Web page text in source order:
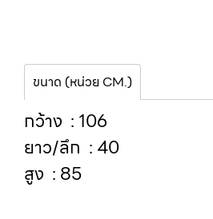
ขนาด (หน่วย CM.)
กว้าง : 106
ยาว/ลึก : 40
สูง : 85